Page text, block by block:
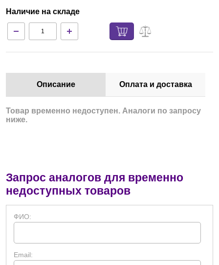
Доставка и оплата
Контакты
Наличие на складе
Описание Оплата и доставка
Товар временно недоступен. Аналоги по запросу
ниже.
Запрос аналогов для временно
недоступных товаров
ФИО:
Email: